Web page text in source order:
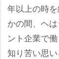
年以上の時
かの間、ヘ
ント企業で
知り苦い思